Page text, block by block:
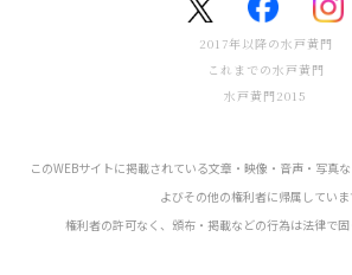
2017年以降の水戸黄門
これまでの水戸黄門
水戸黄門2015
このWEBサイトに掲載されている文章・映像・音声・写真
よびその他の権利者に帰属していま
権利者の許可なく、頒布・掲載などの行為は法律で固